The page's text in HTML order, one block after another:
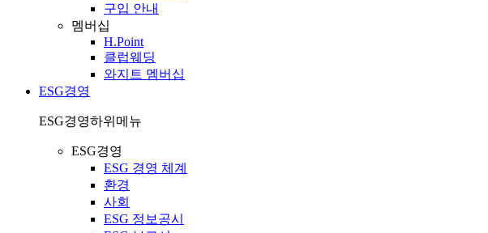
구입 안내
멤버십
H.Point
클럽웨딩
와지트 멤버십
ESG경영
ESG경영하위메뉴
ESG경영
ESG 경영 체계
환경
사회
ESG 정보공시